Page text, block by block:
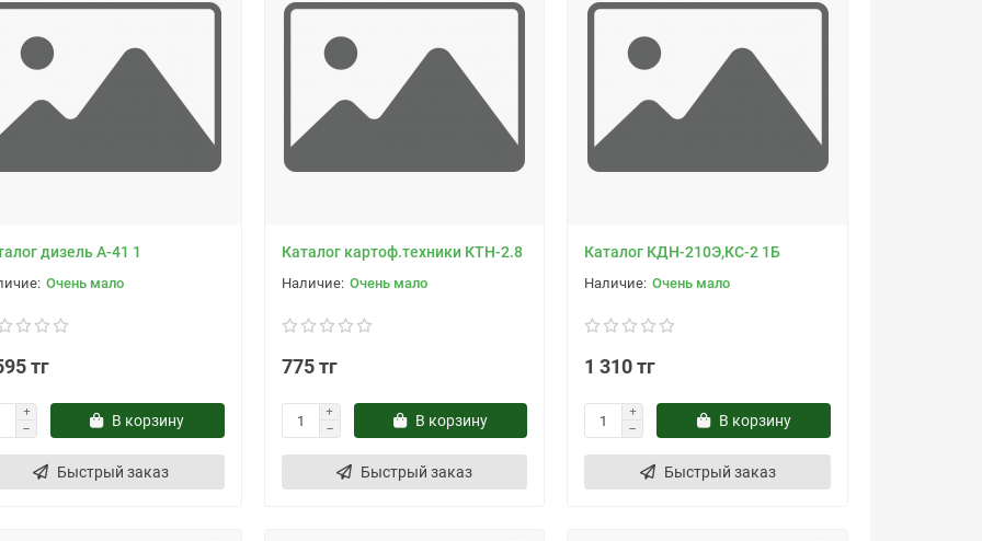
дизель А-41 1
Очень мало
тг
В корзину
Быстрый заказ
Каталог картоф.техники КТН-2.8
Очень мало
775 тг
В корзину
Быстрый заказ
Каталог КДН-210Э,КС-2 1Б
Очень мало
1 310 тг
В корзину
Быстрый заказ